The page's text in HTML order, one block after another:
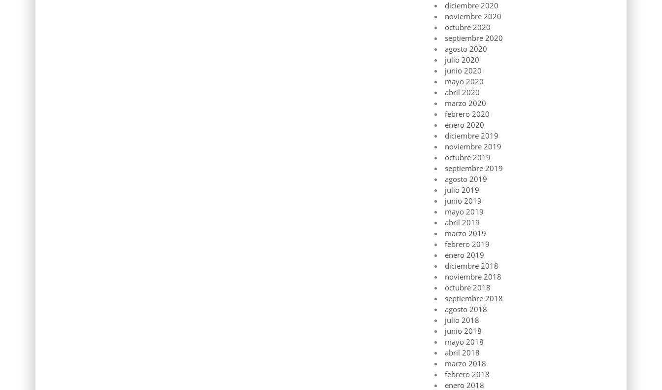
diciembre 2020
noviembre 2020
octubre 2020
septiembre 2020
agosto 2020
julio 2020
junio 2020
mayo 2020
abril 2020
marzo 2020
febrero 2020
enero 2020
diciembre 2019
noviembre 2019
octubre 2019
septiembre 2019
agosto 2019
julio 2019
junio 2019
mayo 2019
abril 2019
marzo 2019
febrero 2019
enero 2019
diciembre 2018
noviembre 2018
octubre 2018
septiembre 2018
agosto 2018
julio 2018
junio 2018
mayo 2018
abril 2018
marzo 2018
febrero 2018
enero 2018